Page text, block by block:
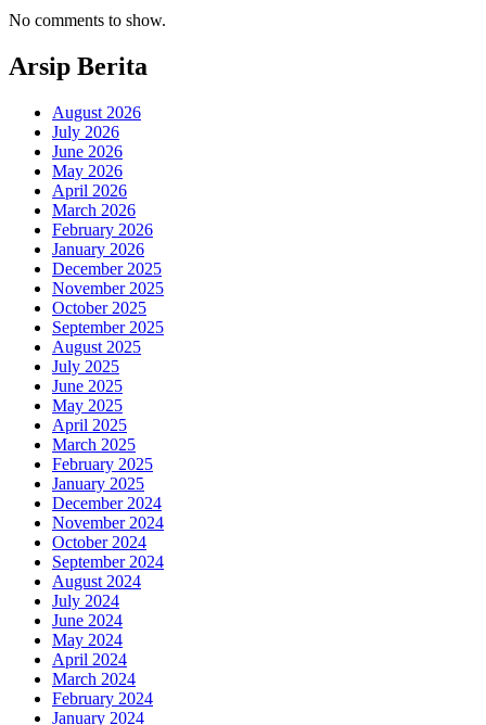
No comments to show.
Arsip Berita
August 2026
July 2026
June 2026
May 2026
April 2026
March 2026
February 2026
January 2026
December 2025
November 2025
October 2025
September 2025
August 2025
July 2025
June 2025
May 2025
April 2025
March 2025
February 2025
January 2025
December 2024
November 2024
October 2024
September 2024
August 2024
July 2024
June 2024
May 2024
April 2024
March 2024
February 2024
January 2024